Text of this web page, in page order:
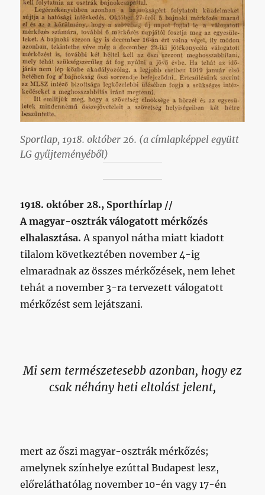
Sportlap, 1918. október 26. (a címlapképpel együtt
LG gyűjteményéből)
1918. október 28., Sporthírlap //
A magyar-osztrák válogatott mérkőzés
elhalasztása. A spanyol nátha miatt kiadott
tilalom következtében november 4-ig
elmaradnak az összes mérkőzések, nem lehet
tehát a november 3-ra tervezett válogatott
mérkőzést sem lejátszani.
Mi sem természetesebb azonban, hogy ez
csak néhány heti eltolást jelent,
mert az őszi magyar-osztrák mérkőzés;
amelynek színhelye ezúttal Budapest lesz,
előreláthatólag november 10-én vagy 17-én